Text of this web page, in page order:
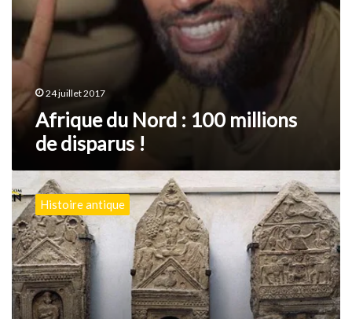
24 juillet 2017
Afrique du Nord : 100 millions
de disparus !
anciens
Amazighs
avant
les
Phéniciens
Histoire antique